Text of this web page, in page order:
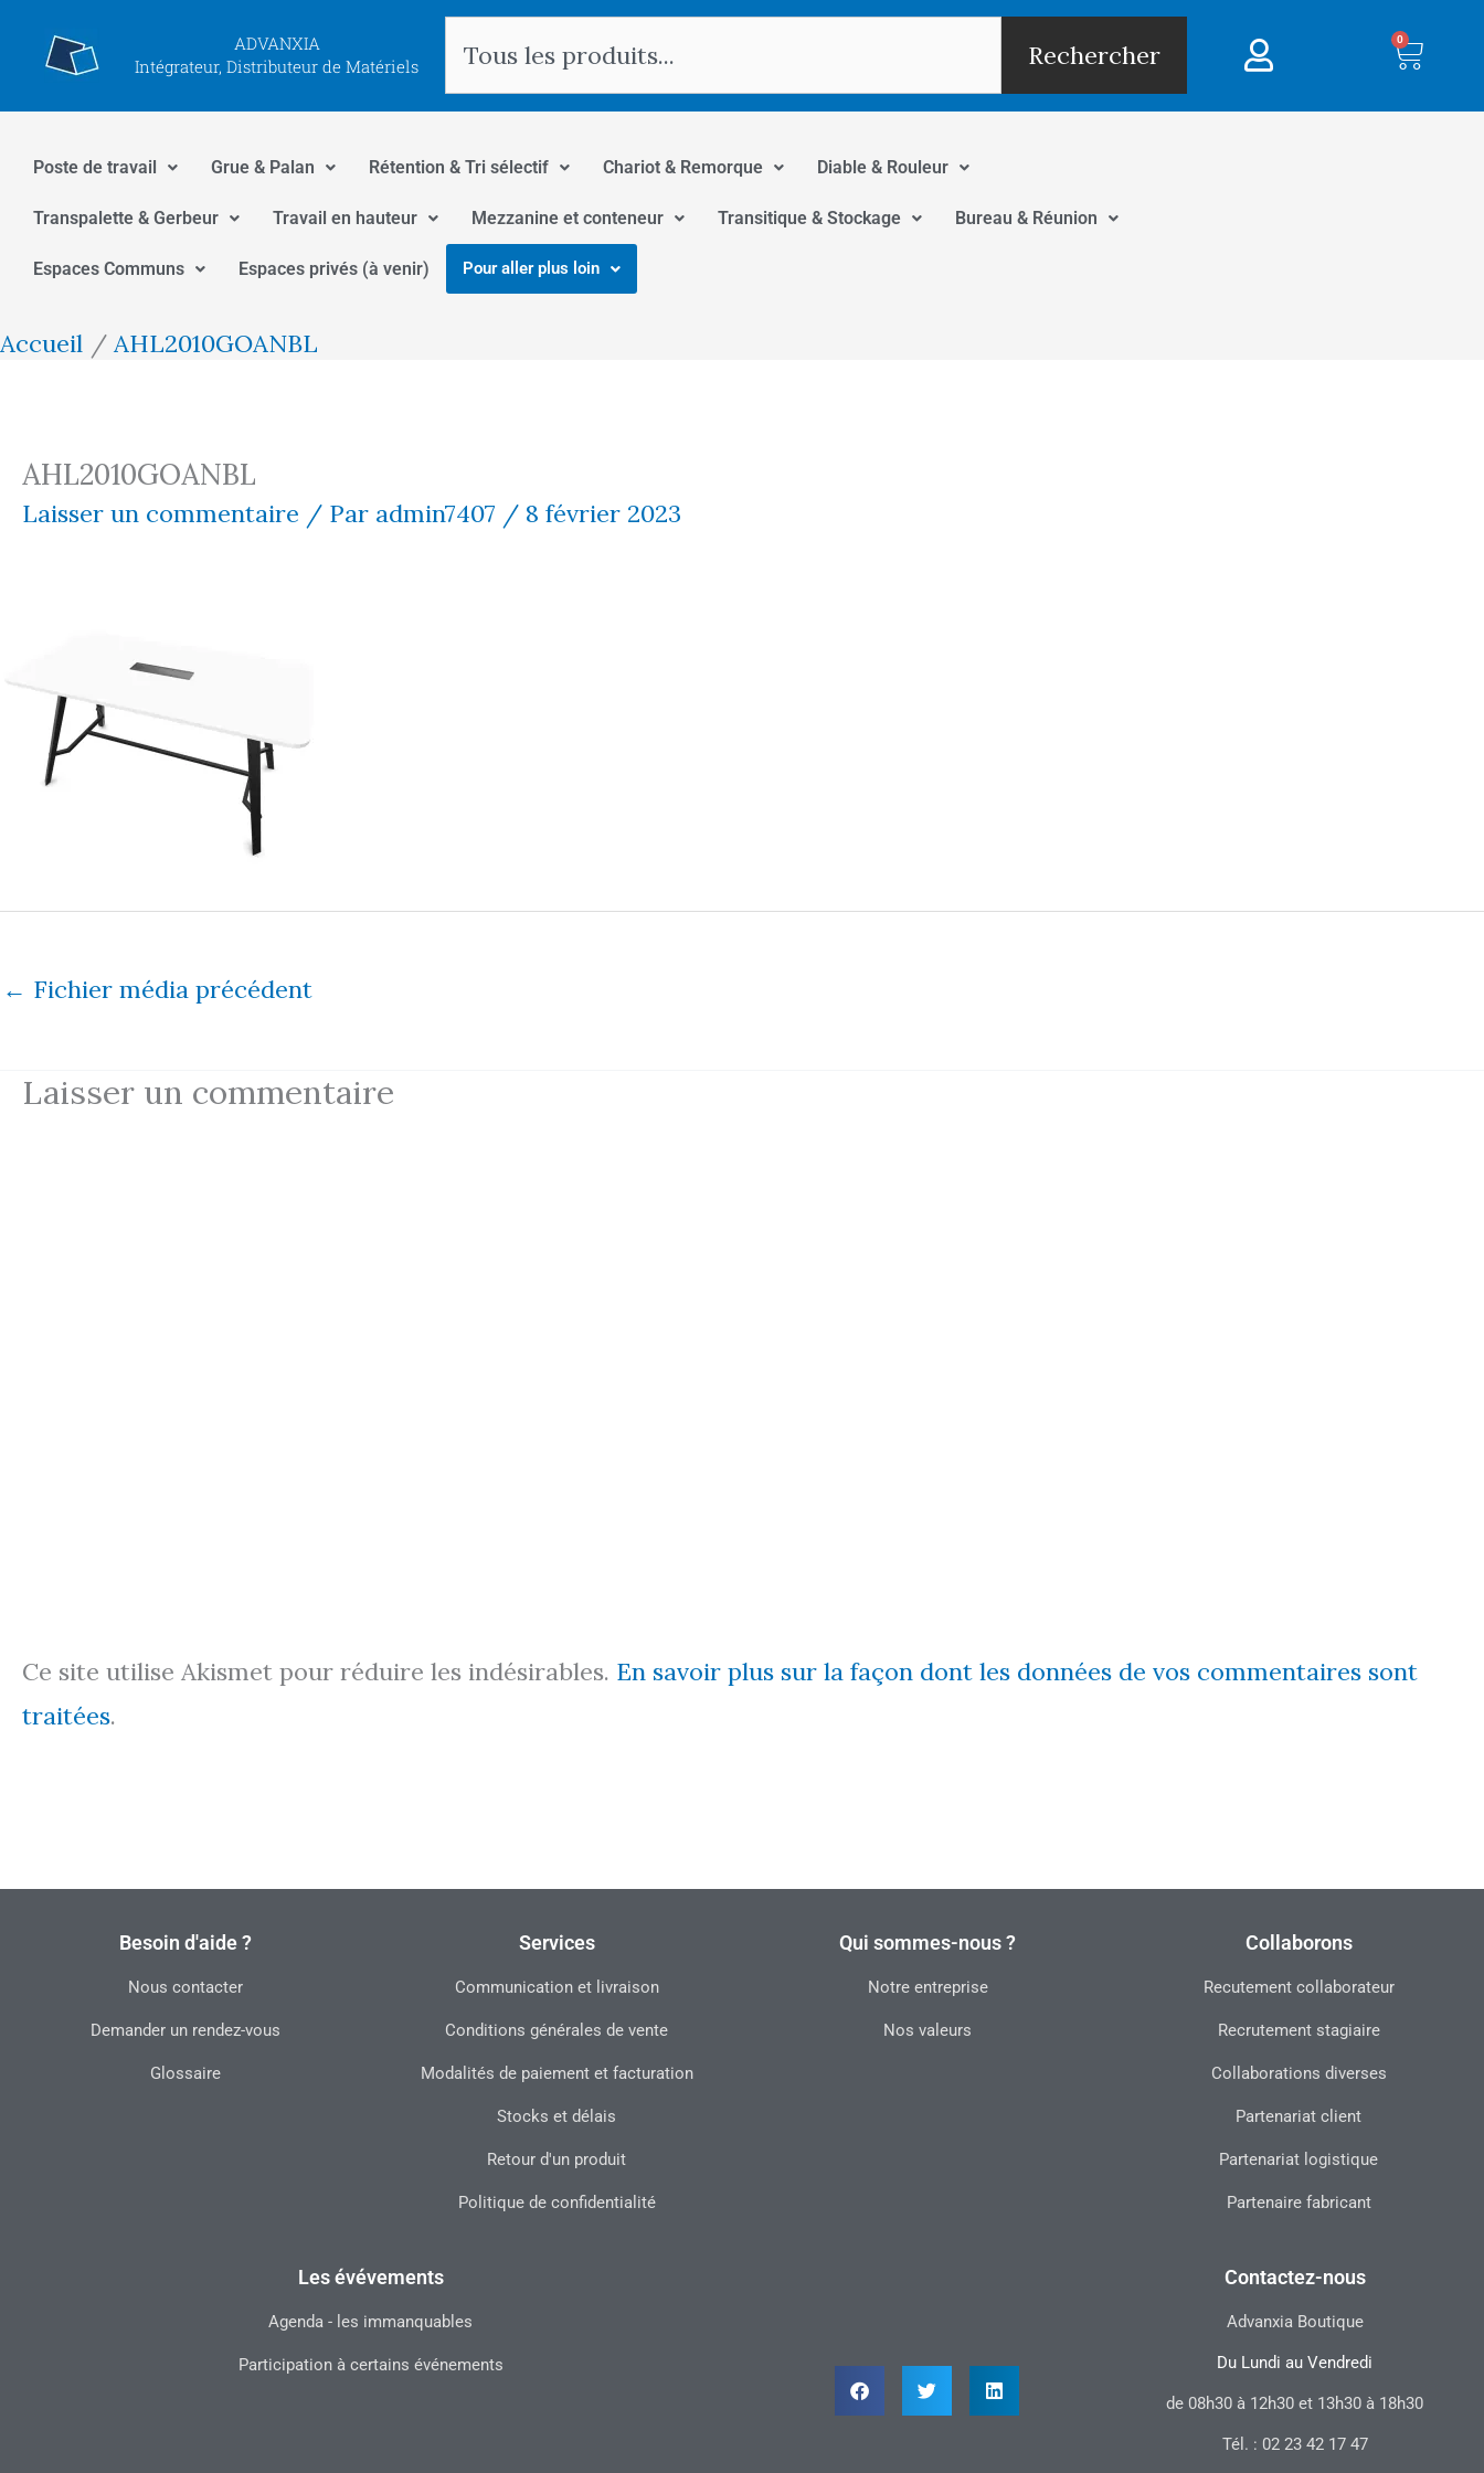
contenu
ADVANXIA
Intégrateur, Distributeur de Matériels
Rechercher
0
Poste de travail Grue & Palan Rétention & Tri sélectif Chariot & Remorque Diable & Rouleur
Transpalette & Gerbeur Travail en hauteur Mezzanine et conteneur Transitique & Stockage Bureau & Réunion
Espaces Communs Espaces privés (à venir) Pour aller plus loin
Accueil AHL2010GOANBL
AHL2010GOANBL
Laisser un commentaire / Par admin7407 / 8 février 2023
← Fichier média précédent
Laisser un commentaire
Ce site utilise Akismet pour réduire les indésirables. En savoir plus sur la façon dont les données de vos commentaires sont
traitées.
Besoin d'aide ?
Nous contacter
Demander un rendez-vous
Glossaire
Services
Communication et livraison
Conditions générales de vente
Modalités de paiement et facturation
Stocks et délais
Retour d'un produit
Politique de confidentialité
Qui sommes-nous ?
Notre entreprise
Nos valeurs
Collaborons
Recutement collaborateur
Recrutement stagiaire
Collaborations diverses
Partenariat client
Partenariat logistique
Partenaire fabricant
Les évévements
Agenda - les immanquables
Participation à certains événements
Contactez-nous
Advanxia Boutique
Du Lundi au Vendredi
de 08h30 à 12h30 et 13h30 à 18h30
Tél. : 02 23 42 17 47